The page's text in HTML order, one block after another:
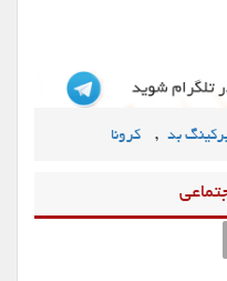
بد , کرونا